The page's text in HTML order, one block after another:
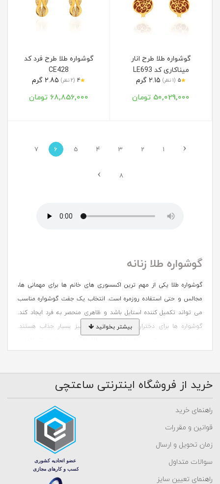
گوشواره طلا طرح انار
میناکاری کد LE693
★
5 (1 نظر)
50,029,000 تومان
گوشواره طلا طرح فرد کد
CE428
★
4 (2 نظر)
68,856,000 تومان
‹
1
2
3
4
5
6
7
8
›
گوشواره طلا زنانه
گوشواره طلا یکی از مهم ترین اکسسوری های خانم ها برای مهمانی ها،
مجالس و حتی استفاده روزمره است. انتخاب یک جفت گوشواره مناسب
می تواند تکمیل کننده استایل باشد و ظاهری منحصر به فرد ایجاد کند.
گوشواره ها برای دختران نوجوان و کودکان نیز بسیار جذاب هستند.
محسوب می شود و در سال های اخیر، بسیاری از بانوان جوان چند مدل
های طلا در مدل های متنوعی از ساده تا کلاسیک طراحی می شوند تا
متناسب با سلیقه و سبک پوشش هر فرد انتخاب شوند.
خرید شیکترین و جدیدترین گوشواره طلا
بیشتر بخوانید
خرید از فروشگاه اینترنتی ساعتچی
راهنمای خرید
قوانین و مقررات
زمان تحویل و ارسال
سوالات متداول
راهنمای تعیین سایز